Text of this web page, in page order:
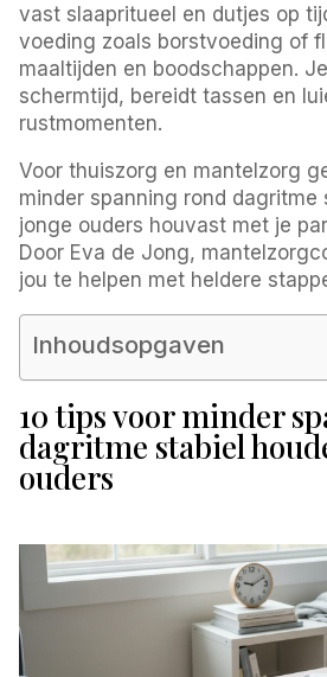
vast slaapritueel en dutjes op
voeding zoals borstvoeding of
maaltijden en boodschappen.
schermtijd, bereidt tassen en
rustmomenten.
Voor thuiszorg en mantelzorg
minder spanning rond dagritme
jonge ouders houvast met je
Door Eva de Jong,
jou te helpen met heldere
Inhoudsopgaven
10 tips voor minder
dagritme stabiel
ouders